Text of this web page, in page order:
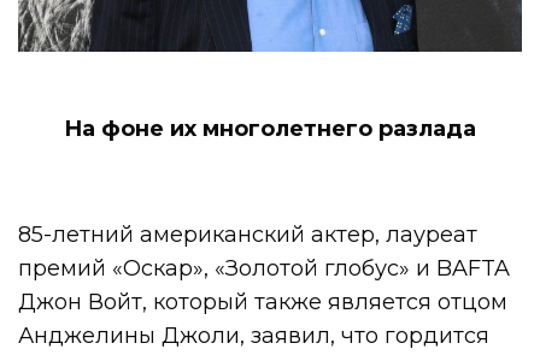
На фоне их многолетнего разлада
85-летний американский актер, лауреат
премий «Оскар», «Золотой глобус» и BAFTA
Джон Войт, который также является отцом
Анджелины Джоли, заявил, что гордится